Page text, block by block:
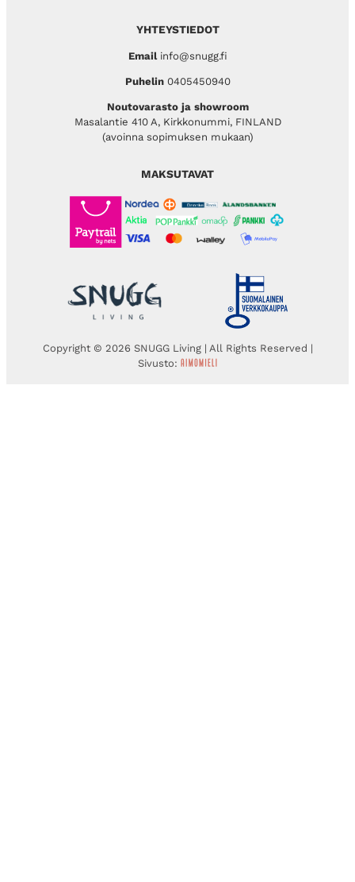
YHTEYSTIEDOT
Emailinfo@snugg.fi
Puhelin 0405450940
Noutovarasto ja showroom
Masalantie 410 A, Kirkkonummi, FINLAND
(avoinna sopimuksen mukaan)
MAKSUTAVAT
Copyright © 2026 SNUGG Living | All Rights Reserved |
Sivusto: